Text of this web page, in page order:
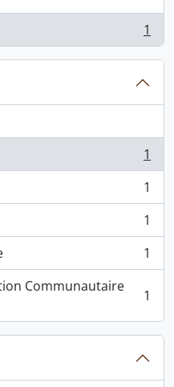
1
1
1
1
1
Communautaire
1